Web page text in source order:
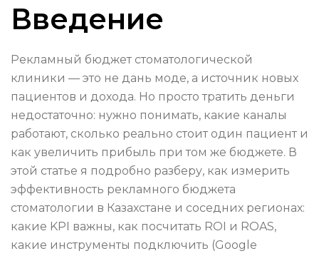
Введение
Рекламный бюджет стоматологической
клиники — это не дань моде, а источник новых
пациентов и дохода. Но просто тратить деньги
недостаточно: нужно понимать, какие каналы
работают, сколько реально стоит один пациент и
как увеличить прибыль при том же бюджете. В
этой статье я подробно разберу, как измерить
эффективность рекламного бюджета
стоматологии в Казахстане и соседних регионах:
какие KPI важны, как посчитать ROI и ROAS,
какие инструменты подключить (Google